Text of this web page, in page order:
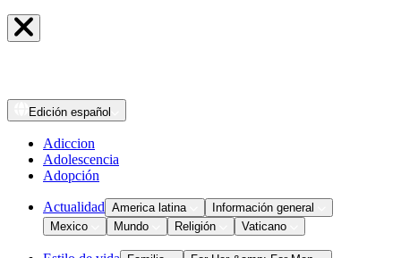
Edición español
Adiccion
Adolescencia
Adopción
Actualidad America latina
Información general
Mexico
Mundo Religión Vaticano